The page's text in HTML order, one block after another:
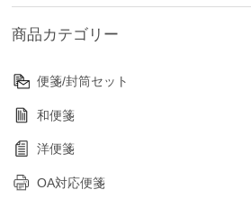
浮出し加工なし
商品カテゴリー
便箋/封筒セット
和便箋
洋便箋
OA対応便箋